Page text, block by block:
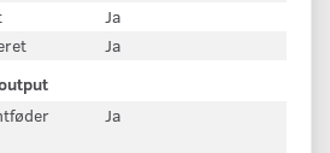
Ja
Ja
Ja